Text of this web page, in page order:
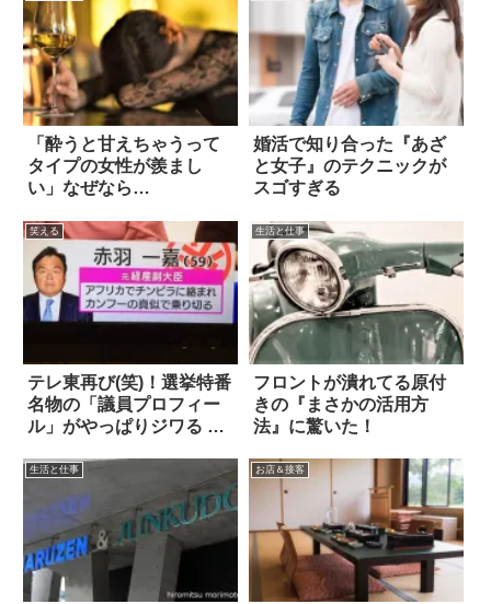
「酔うと甘えちゃうって
タイプの女性が羨まし
い」なぜなら…
婚活で知り合った『あざ
と女子』のテクニックが
スゴすぎる
笑える
テレ東再び(笑)！選挙特番
名物の「議員プロフィー
ル」がやっぱりジワる 7
生活と仕事
フロントが潰れてる原付
きの『まさかの活用方
法』に驚いた！
生活と仕事 お店＆接客